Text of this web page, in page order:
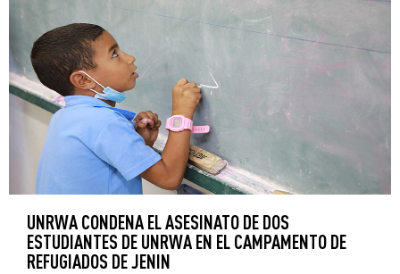
UNRWA CONDENA EL ASESINATO DE DOS
ESTUDIANTES DE UNRWA EN EL CAMPAMENTO DE
REFUGIADOS DE JENIN